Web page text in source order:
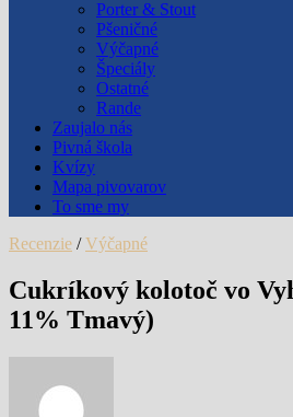
Porter & Stout
Pšeničné
Výčapné
Špeciály
Ostatné
Rande
Zaujalo nás
Pivná škola
Kvízy
Mapa pivovarov
To sme my
Recenzie /Výčapné
Cukríkový kolotoč vo
11% Tmavý)